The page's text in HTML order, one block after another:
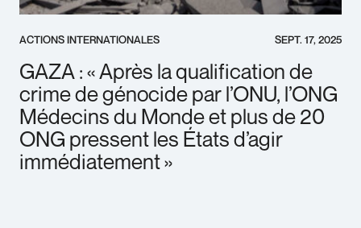
ACTIONS INTERNATIONALES SEPT. 17, 2025
GAZA : « Après la qualification de
crime de génocide par l’ONU, l’ONG
Médecins du Monde et plus de 20
ONG pressent les États d’agir
immédiatement »